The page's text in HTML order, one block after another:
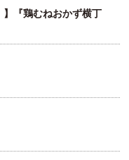
】『鶏むねおかず横丁